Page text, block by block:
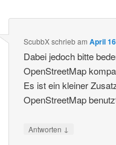
ScubbXschriebamApril
Dabei jedoch bitte
OpenStreetMap
Es ist ein kleiner
OpenStreetMap
Antworten ↓